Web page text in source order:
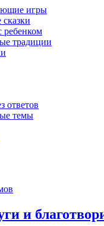
игры
сказки
ребенком
традиции
ответов
темы
и